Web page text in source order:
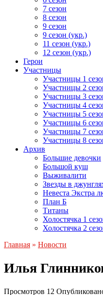
7 сезон
8 сезон
9 сезон
9 сезон (укр.)
11 сезон (укр.)
12 сезон (укр.)
Герои
Участницы
Участницы 1
Участницы 2
Участницы 3
Участницы 4
Участницы 5
Участницы 6
Участницы 7
Участницы 8
Архив
Большие девочки
Большой куш
Выживалити
Звезды в
Невеста Экстра
План Б
Титаны
Холостячка 1
Холостячка 2
Главная » Новости
Илья
Просмотров 12